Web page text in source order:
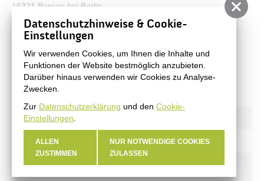
16321 Bernau bei Berlin
Kontakt
Frau Oswald-Göritz
03338 365311
kulturamt@bernau-bei-berlin.de
www.bernau.de
Datenschutzhinweise & Cookie-
Einstellungen
Wir verwenden Cookies, um Ihnen die Inhalte und
Funktionen der Website bestmöglich anzubieten.
Darüber hinaus verwenden wir Cookies zu Analyse-
Zwecken.
Zur Datenschutzerklärung und den Cookie-
Einstellungen
ALLEN
ZUSTIMMEN
NUR NOTWENDIGE COOKIES
ZULASSEN